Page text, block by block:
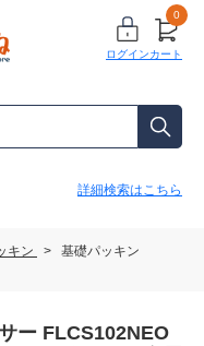
ログイン
0
カート
詳細検索はこちら
キン > 基礎パッキン
ー FLCS102NEO